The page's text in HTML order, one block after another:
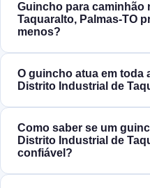
Guincho para caminhão
Taquaralto, Palmas‑TO
menos?
O guincho atua em toda
Distrito Industrial de
Como saber se um
Distrito Industrial de
confiável?